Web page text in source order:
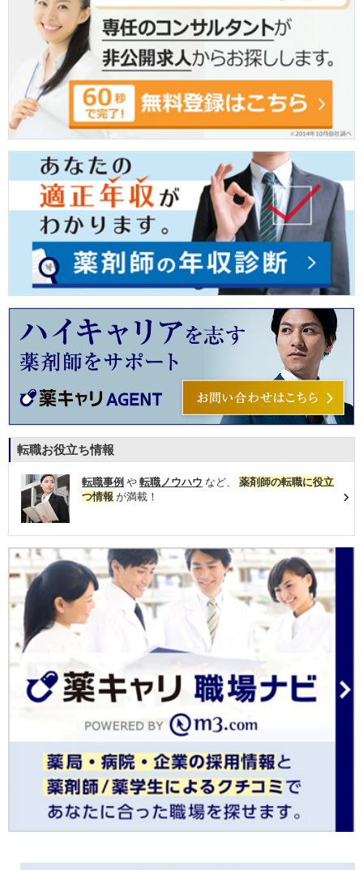
転職お役立ち情報
転職事例 や 転職ノウハウ など、 薬剤師の転職に役立
つ情報 が満載！